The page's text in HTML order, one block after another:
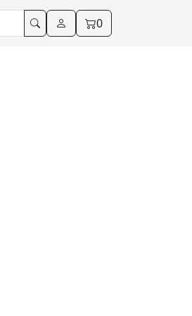
0